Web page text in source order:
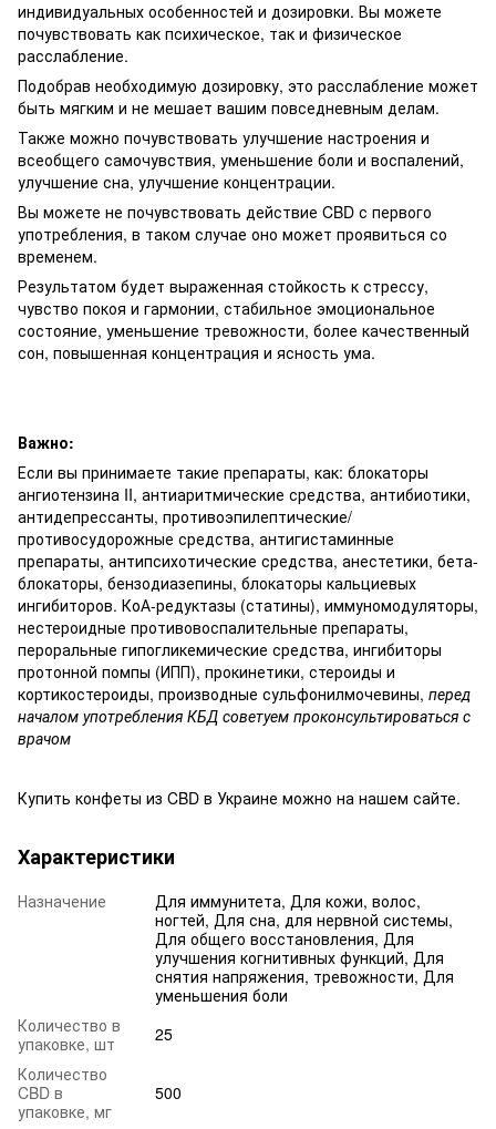
индивидуальных особенностей и дозировки. Вы можете
почувствовать как психическое, так и физическое
расслабление.
Подобрав необходимую дозировку, это расслабление может
быть мягким и не мешает вашим повседневным делам.
Также можно почувствовать улучшение настроения и
всеобщего самочувствия, уменьшение боли и воспалений,
улучшение сна, улучшение концентрации.
Вы можете не почувствовать действие CBD с первого
употребления, в таком случае оно может проявиться со
временем.
Результатом будет выраженная стойкость к стрессу,
чувство покоя и гармонии, стабильное эмоциональное
состояние, уменьшение тревожности, более качественный
сон, повышенная концентрация и ясность ума.
Важно:
Если вы принимаете такие препараты, как: блокаторы
ангиотензина II, антиаритмические средства, антибиотики,
антидепрессанты, противоэпилептические/
противосудорожные средства, антигистаминные
препараты, антипсихотические средства, анестетики, бета-
блокаторы, бензодиазепины, блокаторы кальциевых
ингибиторов. КоА-редуктазы (статины), иммуномодуляторы,
нестероидные противовоспалительные препараты,
пероральные гипогликемические средства, ингибиторы
протонной помпы (ИПП), прокинетики, стероиды и
кортикостероиды, производные сульфонилмочевины, перед
началом употребления КБД советуем проконсультироваться с
врачом
Купить конфеты из CBD в Украине можно на нашем сайте.
Характеристики
Назначение
Для иммунитета, Для кожи, волос,
ногтей, Для сна, для нервной системы,
Для общего восстановления, Для
улучшения когнитивных функций, Для
снятия напряжения, тревожности, Для
уменьшения боли
Количество в
упаковке, шт
25
Количество
CBD в
упаковке, мг
500